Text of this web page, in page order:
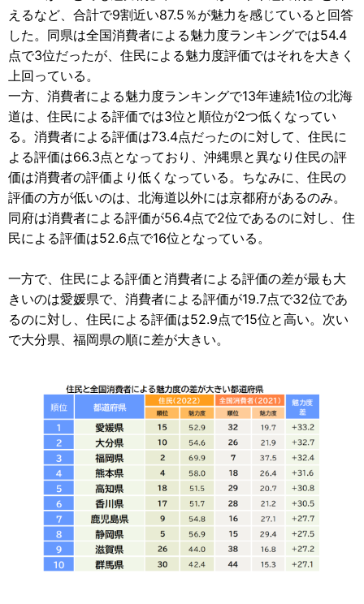
えるなど、合計で9割近い87.5％が魅力を感じていると回答
した。同県は全国消費者による魅力度ランキングでは54.4
点で3位だったが、住民による魅力度評価ではそれを大きく
上回っている。
一方、消費者による魅力度ランキングで13年連続1位の北海
道は、住民による評価では3位と順位が2つ低くなってい
る。消費者による評価は73.4点だったのに対して、住民に
よる評価は66.3点となっており、沖縄県と異なり住民の評
価は消費者の評価より低くなっている。ちなみに、住民の
評価の方が低いのは、北海道以外には京都府があるのみ。
同府は消費者による評価が56.4点で2位であるのに対し、住
民による評価は52.6点で16位となっている。
一方で、住民による評価と消費者による評価の差が最も大
きいのは愛媛県で、消費者による評価が19.7点で32位であ
るのに対し、住民による評価は52.9点で15位と高い。次い
で大分県、福岡県の順に差が大きい。